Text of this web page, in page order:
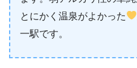
とにかく温泉がよかった
一駅です。